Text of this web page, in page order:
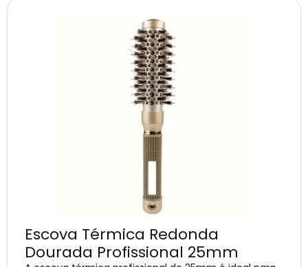
Escova Térmica Redonda
Dourada Profissional 25mm